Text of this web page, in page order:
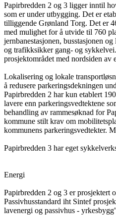
Papirbredden 2 og 3 ligger inntil
som er under utbygging. Det er
tilliggende Grønland Torg. Det er
med mulighet for å utvide til 760
jernbanestasjonen, busstasjonen
og trafikksikker gang- og
prosjektområdet med nordsiden av
Lokalisering og lokale
å redusere parkeringsdekningen
Papirbredden 2 har kun etablert
lavere enn parkeringsvedtektene
behandling av rammesøknad for
kommune stilt krav om
kommunens parkeringsvedtekter.
Papirbredden 3 har eget
Energi
Papirbredden 2 og 3 er prosjektert
Passivhusstandard iht Sintef
lavenergi og passivhus -